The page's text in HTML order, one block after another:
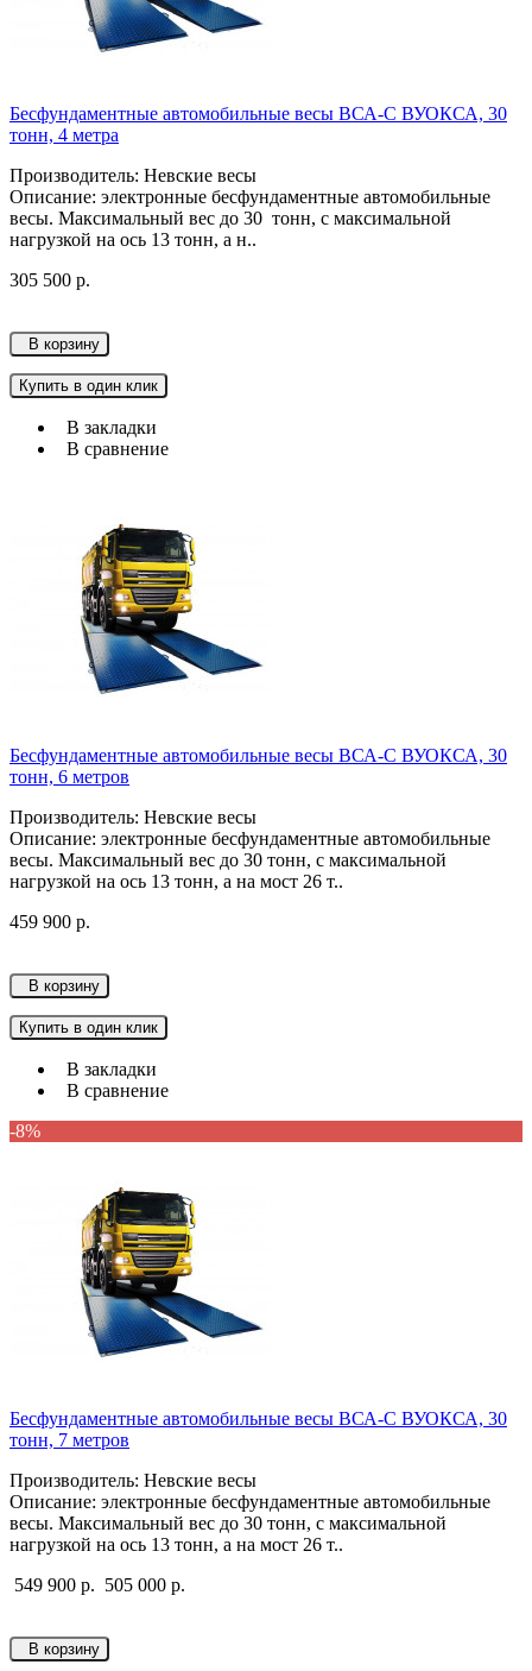
Бесфундаментные автомобильные весы ВСА-С ВУОКСА, 30
тонн, 4 метра
Производитель: Невские весы
Описание: электронные бесфундаментные автомобильные
весы. Максимальный вес до 30 тонн, с максимальной
нагрузкой на ось 13 тонн, а н..
305 500 р.
В корзину
Купить в один клик
В закладки
В сравнение
Бесфундаментные автомобильные весы ВСА-С ВУОКСА, 30
тонн, 6 метров
Производитель: Невские весы
Описание: электронные бесфундаментные автомобильные
весы. Максимальный вес до 30 тонн, с максимальной
нагрузкой на ось 13 тонн, а на мост 26 т..
459 900 р.
В корзину
Купить в один клик
В закладки
В сравнение
-8%
Бесфундаментные автомобильные весы ВСА-С ВУОКСА, 30
тонн, 7 метров
Производитель: Невские весы
Описание: электронные бесфундаментные автомобильные
весы. Максимальный вес до 30 тонн, с максимальной
нагрузкой на ось 13 тонн, а на мост 26 т..
549 900 р. 505 000 р.
В корзину